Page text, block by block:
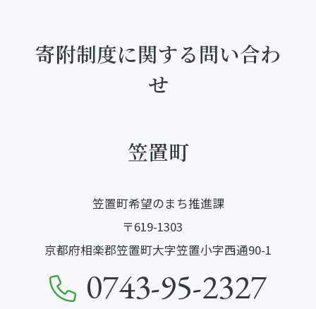
寄附制度に関する問い合わ
せ
笠置町
笠置町希望のまち推進課
〒619-1303
京都府相楽郡笠置町大字笠置小字西通90-1
0743-95-2327